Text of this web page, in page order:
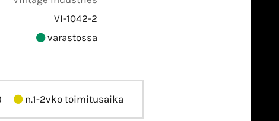
VI-1042-2
varastossa
n.1-2vko toimitusaika